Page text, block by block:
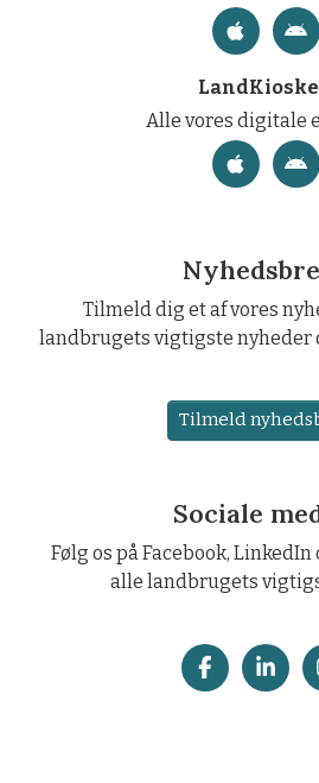
Alle vores digitale
Tilmeld dig et af vores
landbrugets vigtigste nyheder
Tilmeld
Sociale
Følg os på Facebook,
alle landbrugets